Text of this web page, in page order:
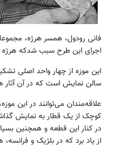
اجرای این طرح سبب شدکه هرژه
این موزه از چهار واحد اصلی
سالن نمایش است که در آن
علاقه‌مندان می‌توانند در این
کوچک از یک قطار به نمایش
در کنار این قطعه و همچنین
از یاد برد که در بلژیک و